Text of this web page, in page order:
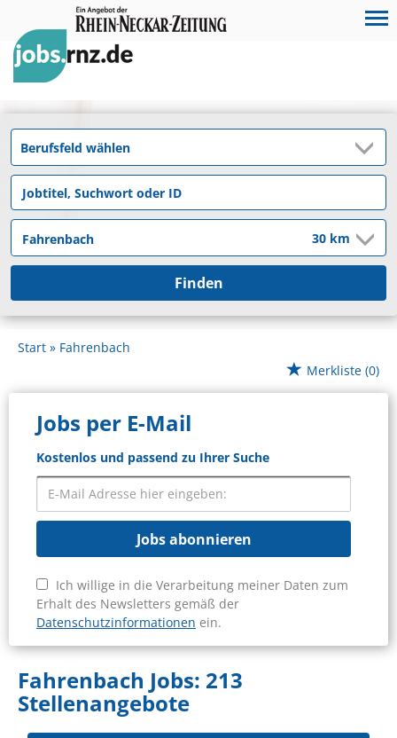
Finden
Start
Fahrenbach
Merkliste (0)
Jobs per E-Mail
Kostenlos und passend zu Ihrer Suche
Jobs abonnieren
Ich willige in die Verarbeitung meiner Daten zum
Erhalt des Newsletters gemäß der
Datenschutzinformationen ein.
Fahrenbach Jobs: 213
Stellenangebote